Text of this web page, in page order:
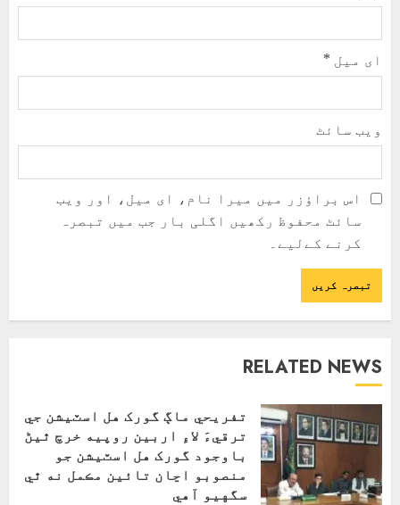
ای میل *
ویب‌ سائٹ
اس براؤزر میں میرا نام، ای میل، اور ویب
سائٹ محفوظ رکھیں اگلی بار جب میں تبصرہ
کرنے کےلیے۔
RELATED NEWS
تفريحي ماڳ گورک هل اسٽيشن جي
ترقيءَ لاءِ اربين روپيه خرچ ٿيڻ
باوجود گورک هل اسٽيشن جو
منصوبو اڃان تائين مڪمل نه ٿي
سگهيو آهي